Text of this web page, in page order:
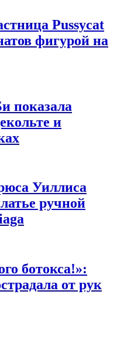
Pussycat
фигурой на
показала
и
Уиллиса
ручной
ботокса!»:
от рук